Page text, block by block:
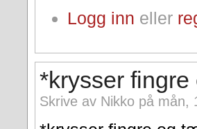
Logg inn eller
*krysser
Skrive av Nikko på mån,